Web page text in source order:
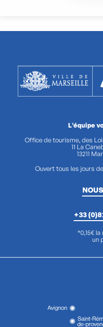
L'équipe
Office de tourisme, des
11 La
13211
Ouvert tous les jours
+33
*0,15€
un